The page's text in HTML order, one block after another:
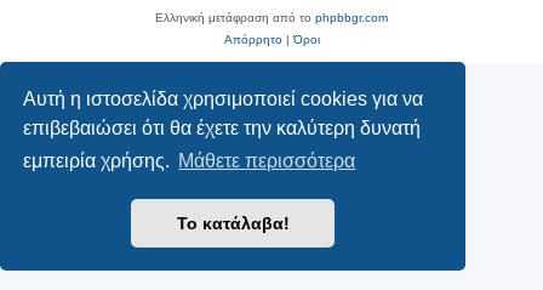
Αυτή η ιστοσελίδα χρησιμοποιεί cookies για να
επιβεβαιώσει ότι θα έχετε την καλύτερη δυνατή
εμπειρία χρήσης. Μάθετε περισσότερα
Το κατάλαβα!
Ελληνική μετάφραση από το phpbbgr.com
Απόρρητο|Όροι